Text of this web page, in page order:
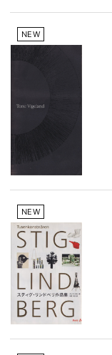
NEW
NEW